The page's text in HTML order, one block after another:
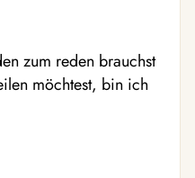
zum reden brauchst
möchtest, bin ich